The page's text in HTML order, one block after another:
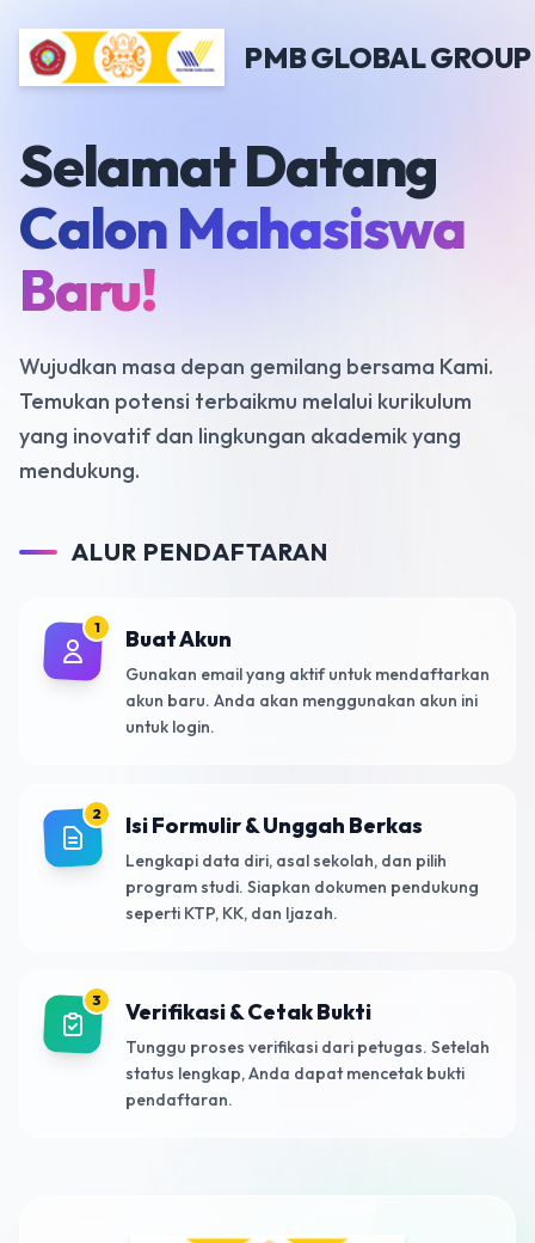
PMB GLOBAL
Selamat Datang
Calon Mahasiswa
Baru!
Wujudkan masa depan gemilang bersama Kami.
Temukan potensi terbaikmu melalui kurikulum
yang inovatif dan lingkungan akademik yang
mendukung.
ALUR PENDAFTARAN
1 Buat Akun
Gunakan email yang aktif untuk mendaftarkan
akun baru. Anda akan menggunakan akun ini
untuk login.
2 Isi Formulir & Unggah Berkas
Lengkapi data diri, asal sekolah, dan pilih
program studi. Siapkan dokumen pendukung
seperti KTP, KK, dan Ijazah.
3 Verifikasi & Cetak Bukti
Tunggu proses verifikasi dari petugas. Setelah
status lengkap, Anda dapat mencetak bukti
pendaftaran.